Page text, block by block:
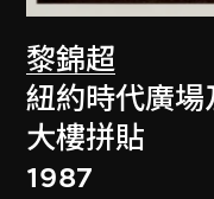
黎錦超
紐約時代廣場
大樓拼貼
1987